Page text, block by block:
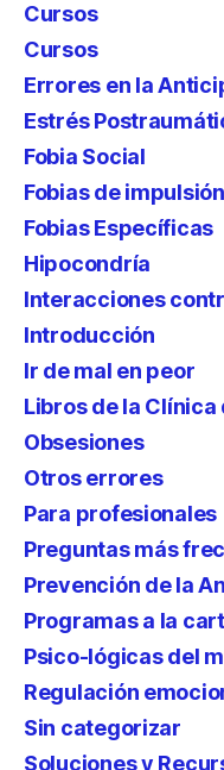
Cursos
Cursos
Errores en la
Estrés
Fobia Social
Fobias de impulsión
Fobias Específicas
Hipocondría
Interacciones
Introducción
Ir de mal en peor
Libros de la Clínica
Obsesiones
Otros errores
Para profesionales
Preguntas más
Prevención de la
Programas a la
Psico-lógicas del
Regulación
Sin categorizar
Soluciones y